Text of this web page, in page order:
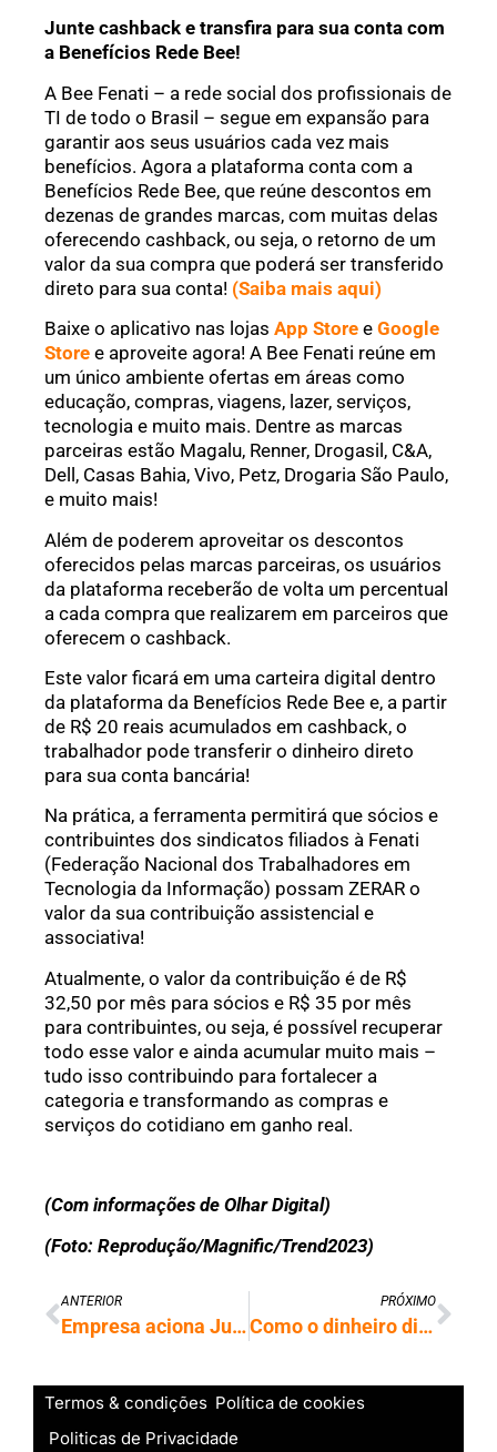
Junte cashback e transfira para sua conta com
a Benefícios Rede Bee!
A Bee Fenati – a rede social dos profissionais de
TI de todo o Brasil – segue em expansão para
garantir aos seus usuários cada vez mais
benefícios. Agora a plataforma conta com a
Benefícios Rede Bee, que reúne descontos em
dezenas de grandes marcas, com muitas delas
oferecendo cashback, ou seja, o retorno de um
valor da sua compra que poderá ser transferido
direto para sua conta! (Saiba mais aqui)
Baixe o aplicativo nas lojas App Store e Google
Store e aproveite agora! A Bee Fenati reúne em
um único ambiente ofertas em áreas como
educação, compras, viagens, lazer, serviços,
tecnologia e muito mais. Dentre as marcas
parceiras estão Magalu, Renner, Drogasil, C&A,
Dell, Casas Bahia, Vivo, Petz, Drogaria São Paulo,
e muito mais!
Além de poderem aproveitar os descontos
oferecidos pelas marcas parceiras, os usuários
da plataforma receberão de volta um percentual
a cada compra que realizarem em parceiros que
oferecem o cashback.
Este valor ficará em uma carteira digital dentro
da plataforma da Benefícios Rede Bee e, a partir
de R$ 20 reais acumulados em cashback, o
trabalhador pode transferir o dinheiro direto
para sua conta bancária!
Na prática, a ferramenta permitirá que sócios e
contribuintes dos sindicatos filiados à Fenati
(Federação Nacional dos Trabalhadores em
Tecnologia da Informação) possam ZERAR o
valor da sua contribuição assistencial e
associativa!
Atualmente, o valor da contribuição é de R$
32,50 por mês para sócios e R$ 35 por mês
para contribuintes, ou seja, é possível recuperar
todo esse valor e ainda acumular muito mais –
tudo isso contribuindo para fortalecer a
categoria e transformando as compras e
serviços do cotidiano em ganho real.
(Com informações de Olhar Digital)
(Foto: Reprodução/Magnific/Trend2023)
ANTERIOR
Empresa aciona Justiça contra multa de PLR, mas acaba condenada a efetuar pagamento
PRÓXIMO
Como o dinheiro digital acelerou a infiltração do crime organizado na economia formal
Termos & condições Política de cookies
Politicas de Privacidade